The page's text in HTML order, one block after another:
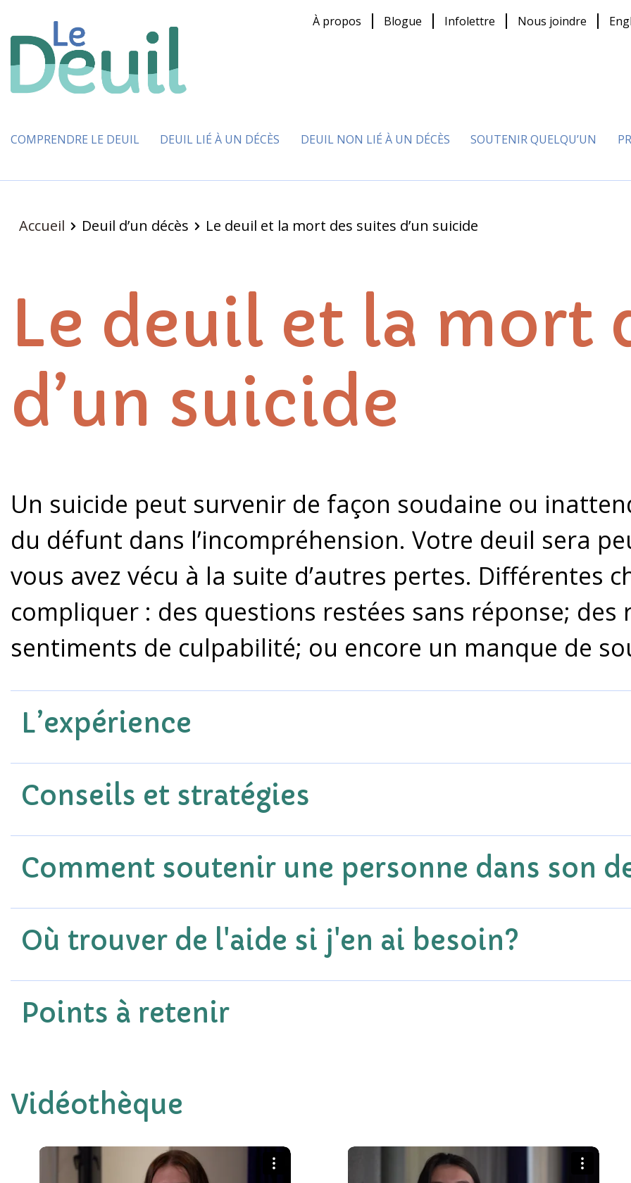
À propos Blogue Infolettre Nous joindre
COMPRENDRE LE DEUIL DEUIL LIÉ À UN DÉCÈS DEUIL NON LIÉ À UN DÉCÈS SOUTENIR QUELQU’UN
Accueil Deuil d’un décès Le deuil et la mort des suites d’un suicide
Le deuil et la mort
d’un suicide
Un suicide peut survenir de façon soudaine ou
du défunt dans l’incompréhension. Votre deuil sera
vous avez vécu à la suite d’autres pertes. Différentes
compliquer : des questions restées sans réponse; des
sentiments de culpabilité; ou encore un manque de
L’expérience
Conseils et stratégies
Comment soutenir une personne dans son
Où trouver de l'aide si j'en ai besoin?
Points à retenir
Vidéothèque